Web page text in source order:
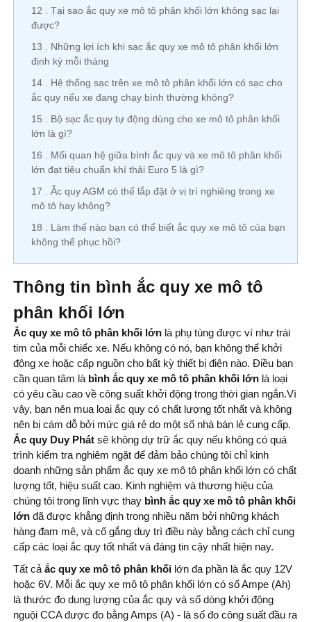
12
Tại sao ắc quy xe mô tô phân khối lớn không sạc lại
được?
13
Những lợi ích khi sạc ắc quy xe mô tô phân khối lớn
định kỳ mỗi tháng
14
Hệ thống sạc trên xe mô tô phân khối lớn có sạc cho
ắc quy nếu xe đang chạy bình thường không?
15
Bộ sạc ắc quy tự động dùng cho xe mô tô phân khối
lớn là gì?
16
Mối quan hệ giữa bình ắc quy và xe mô tô phân khối
lớn đạt tiêu chuẩn khí thải Euro 5 là gì?
17
Ắc quy AGM có thể lắp đặt ở vị trí nghiêng trong xe
mô tô hay không?
18
Làm thế nào bạn có thể biết ắc quy xe mô tô của bạn
không thể phục hồi?
Thông tin bình ắc quy xe mô tô
phân khối lớn
Ắc quy xe mô tô phân khối lớn là phụ tùng được ví như trái
tim của mỗi chiếc xe. Nếu không có nó, bạn không thể khởi
động xe hoặc cấp nguồn cho bất kỳ thiết bị điện nào. Điều bạn
cần quan tâm là bình ắc quy xe mô tô phân khối lớn là loại
có yêu cầu cao về công suất khởi động trong thời gian ngắn.Vì
vậy, bạn nên mua loại ắc quy có chất lượng tốt nhất và không
nên bị cám dỗ bởi mức giá rẻ do một số nhà bán lẻ cung cấp.
Ắc quy Duy Phát sẽ không dự trữ ắc quy nếu không có quá
trình kiểm tra nghiêm ngặt để đảm bảo chúng tôi chỉ kinh
doanh những sản phẩm ắc quy xe mô tô phân khối lớn có chất
lượng tốt, hiệu suất cao. Kinh nghiệm và thương hiệu của
chúng tôi trong lĩnh vực thay bình ắc quy xe mô tô phân khối
lớn đã được khẳng định trong nhiều năm bởi những khách
hàng đam mê, và cố gắng duy trì điều này bằng cách chỉ cung
cấp các loại ắc quy tốt nhất và đáng tin cậy nhất hiện nay.
Tất cả ắc quy xe mô tô phân khối lớn đa phần là ắc quy 12V
hoặc 6V. Mỗi ắc quy xe mô tô phân khối lớn có số Ampe (Ah)
là thước đo dung lượng của ắc quy và số dòng khởi động
nguội CCA được đo bằng Amps (A) - là số đo công suất đầu ra